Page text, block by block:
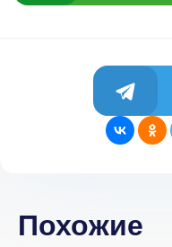
Похожие